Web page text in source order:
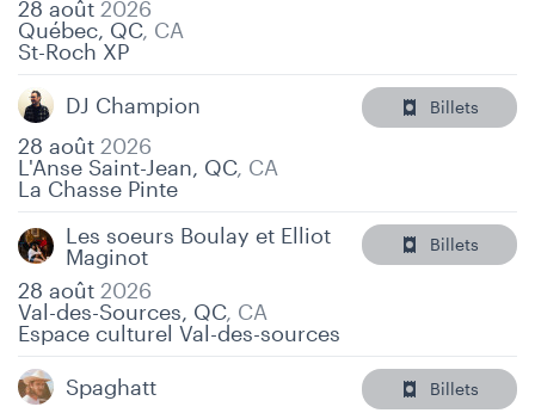
28 août 2026
Québec, QC, CA
St-Roch XP
DJ Champion
28 août 2026
L'Anse Saint-Jean, QC, CA
La Chasse Pinte
Billets
Les soeurs Boulay et Elliot
Maginot
28 août 2026
Val-des-Sources, QC, CA
Espace culturel Val-des-sources
Billets
Spaghatt
Billets